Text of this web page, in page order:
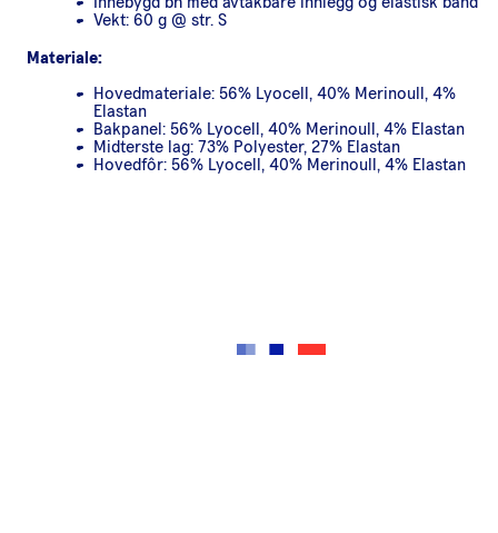
Vekt: 60 g @ str. S
Materiale:
Hovedmateriale: 56% Lyocell, 40% Merinoull, 4%
Elastan
Bakpanel: 56% Lyocell, 40% Merinoull, 4% Elastan
Midterste lag: 73% Polyester, 27% Elastan
Hovedfôr: 56% Lyocell, 40% Merinoull, 4% Elastan